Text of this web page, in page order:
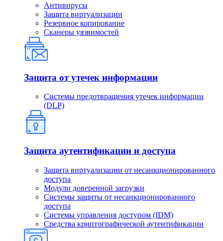
Антивирусы
Защита виртуализации
Резервное копирование
Сканеры уязвимостей
Защита от утечек информации
Системы предотвращения утечек информации
(DLP)
Защита аутентификации и доступа
Защита виртуализации от несанкционированного
доступа
Модули доверенной загрузки
Системы защиты от несанкционированного
доступа
Системы управления доступом (IDM)
Средства криптографической аутентификации